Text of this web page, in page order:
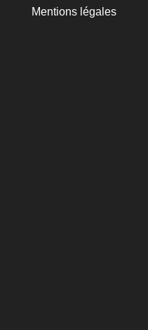
Mentions légales